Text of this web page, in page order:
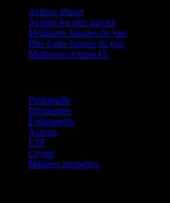
Actions phares
Actions les plus suivies
Meilleures hausses du jour
Plus fortes baisses du jour
Meilleures actions IA
Portefeuille
Dividendes
Événements
Actions
ETF
Crypto
Matières premières